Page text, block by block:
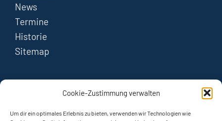
Cookie-Zustimmung verwalten
Um dir ein optimales Erlebnis zu bieten, verwenden wir Technologien wie
News
Termine
Historie
Sitemap
Instagram